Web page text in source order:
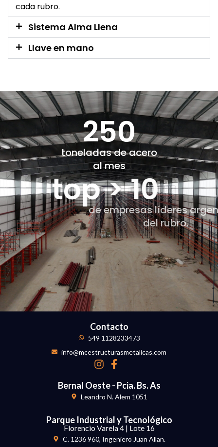
cada rubro.
Sistema Alma Llena
Llave en mano
250
toneladas de acero
al mes
top > 10
de empresas líderes argentinas
del rubro.
500,000
m2 construidos
en todo el país.
Contacto
549 1128233473
info@mcestructurasmetalicas.com
Bernal Oeste - Pcia. Bs. As
Leandro N. Alem 1051
Parque Industrial y Tecnológico
Florencio Varela 4 | Lote 16
C. 1236 960, Ingeniero Juan Allan.